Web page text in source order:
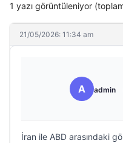
1 yazı görüntüleniyor
21/05/2026: 11:34 am
A admin
İran ile ABD arasındaki